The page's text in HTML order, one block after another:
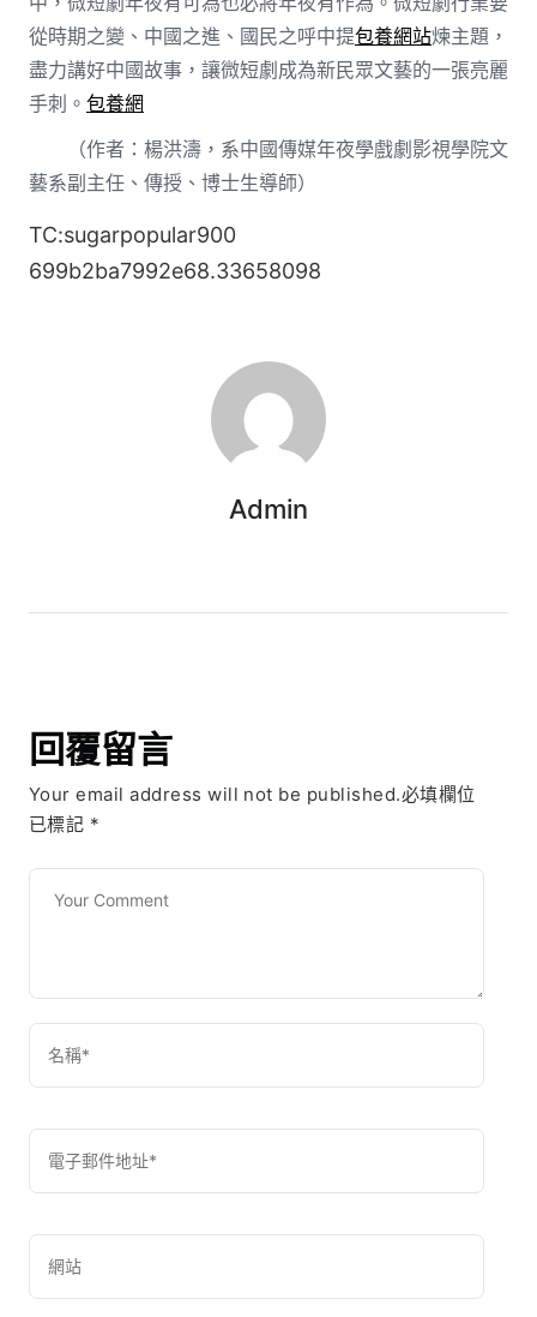
從時期之變、中國之進、國民之呼中提包養網站煉主題，
盡力講好中國故事，讓微短劇成為新民眾文藝的一張亮麗
手刺。 包養網
（作者：楊洪濤，系中國傳媒年夜學戲劇影視學院文
藝系副主任、傳授、博士生導師）
TC:sugarpopular900
699b2ba7992e68.33658098
Admin
回覆留言
Your email address will not be published.必填欄位
已標記 *